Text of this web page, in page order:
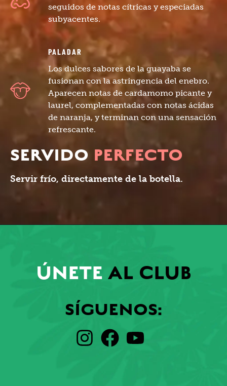
seguidos de notas cítricas y especiadas
subyacentes.
PALADAR
Los dulces sabores de la guayaba se
fusionan con la astringencia del enebro.
Aparecen notas de cardamomo picante y
laurel, complementadas con notas ácidas
de naranja, y terminan con una sensación
refrescante.
SERVIDO PERFECTO
Servir frío, directamente de la botella.
ÚNETE AL CLUB
SÍGUENOS: